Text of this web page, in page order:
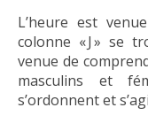
L’heure est
colonne « J » se
venue de
masculins et
s’ordonnent et